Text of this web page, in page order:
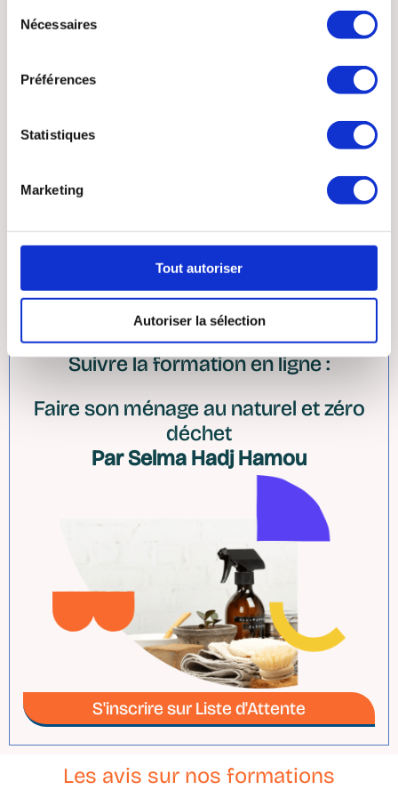
Nécessaires
Préférences
Statistiques
Marketing
Tout autoriser
Autoriser la sélection
S'inscrire sur Liste d'Attente
Suivre la formation en ligne :
Faire son ménage au naturel et zéro
déchet
Par Selma Hadj Hamou
S'inscrire sur Liste d'Attente
Les avis sur nos formations